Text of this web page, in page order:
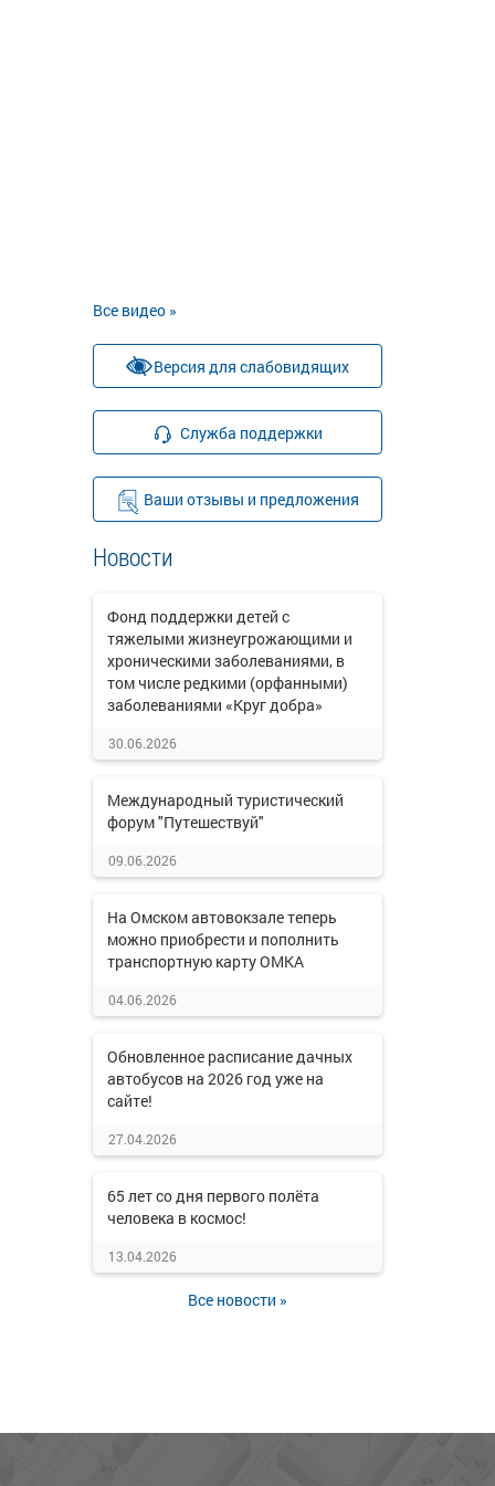
Все видео »
Версия для слабовидящих
Служба поддержки
Ваши отзывы и предложения
Новости
Фонд поддержки детей с
тяжелыми жизнеугрожающими и
хроническими заболеваниями, в
том числе редкими (орфанными)
заболеваниями «Круг добра»
30.06.2026
Международный туристический
форум "Путешествуй"
09.06.2026
На Омском автовокзале теперь
можно приобрести и пополнить
транспортную карту ОМКА
04.06.2026
Обновленное расписание дачных
автобусов на 2026 год уже на
сайте!
27.04.2026
65 лет со дня первого полёта
человека в космос!
13.04.2026
Все новости »